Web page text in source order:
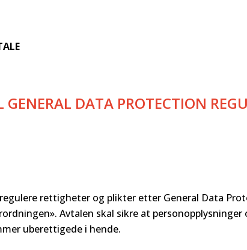
DATA PROTECTION
rettigheter og plikter etter General Data
Avtalen skal sikre at
uberettigede i hende.